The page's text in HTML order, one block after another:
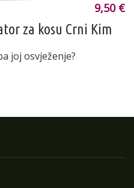
9,50 €
za kosu Crni Kim
joj osvježenje?